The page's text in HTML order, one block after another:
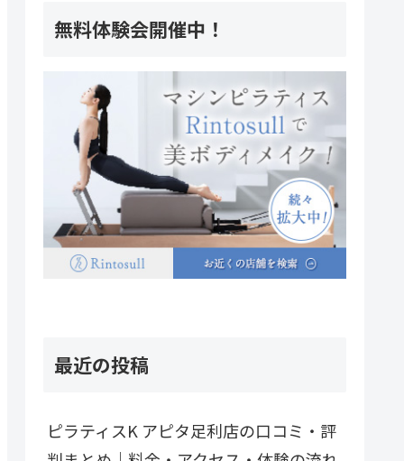
無料体験会開催中！
最近の投稿
ピラティスK アピタ足利店の口コミ・評